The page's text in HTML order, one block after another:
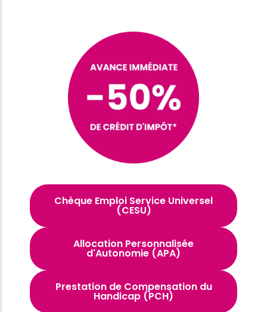
Chèque Emploi Service Universel
(CESU)
Allocation Personnalisée
d'Autonomie (APA)
Prestation de Compensation du
Handicap (PCH)